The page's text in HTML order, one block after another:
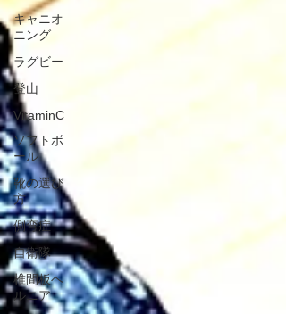
キャニオ
ニング
ラグビー
登山
VitaminC
ソフトボ
ール
靴の選び
方
側弯症
自衛隊
椎間板ヘ
ルニア